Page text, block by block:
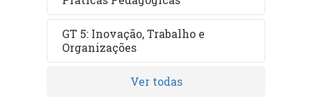
GT 5: Inovação, Trabalho e
Organizações
Ver todas